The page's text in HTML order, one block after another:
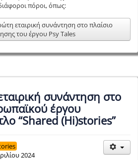
πόροι, όπως:
εταιρική συνάντηση στο πλαίσιο
του έργου Psy Tales
συνάντηση στο
έργου
“Shared (Hi)stories”
2024